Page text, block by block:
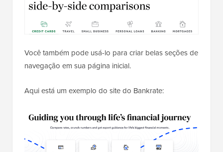
Você também pode usá-lo para criar belas seções de
navegação em sua página inicial.
Aqui está um exemplo do site do Bankrate: